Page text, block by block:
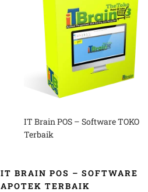
IT Brain POS – Software TOKO
Terbaik
IT BRAIN POS – SOFTWARE
APOTEK TERBAIK